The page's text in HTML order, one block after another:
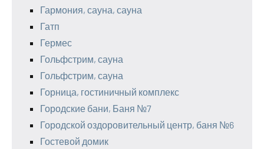
Гармония, сауна, сауна
Гатп
Гермес
Гольфстрим, сауна
Гольфстрим, сауна
Горница, гостиничный комплекс
Городские бани, Баня №7
Городской оздоровительный центр, баня №6
Гостевой домик